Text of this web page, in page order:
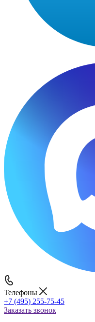
Телефоны
+7 (495) 255-75-45
Заказать звонок